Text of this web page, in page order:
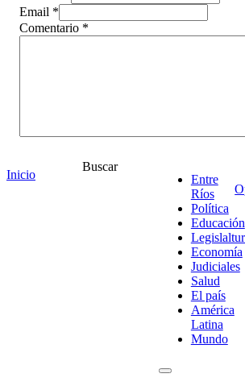
Email *
Comentario *
Inicio
Buscar
Entre
Ríos
Política
Educación
Economía
Judiciales
Salud
El país
América
Latina
Mundo
¡Ponete en
Escribe aquí abajo lo que desees buscar